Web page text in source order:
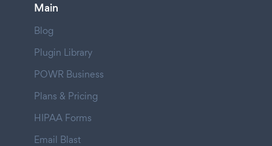
Main
Blog
Plugin Library
POWR Business
Plans & Pricing
HIPAA Forms
Email Blast